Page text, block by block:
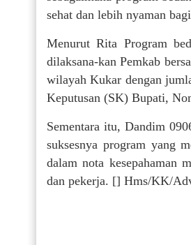
sehat dan lebih nyaman
Menurut Rita Program
dilaksana-kan Pemkab
wilayah Kukar dengan
Keputusan (SK) Bupati,
Sementara itu, Dandim
suksesnya program yang
dalam nota kesepahaman
dan pekerja. [] Hms/KK/